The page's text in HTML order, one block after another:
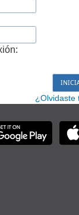
¿Olvidaste